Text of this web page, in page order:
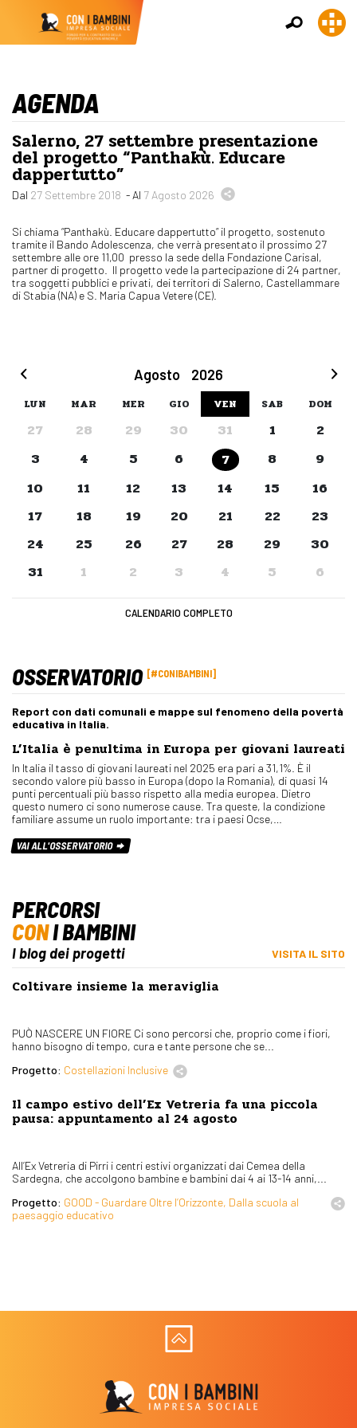
AGENDA
Salerno, 27 settembre presentazione
del progetto “Panthakù. Educare
dappertutto”
Dal 27 Settembre 2018 - Al 7 Agosto 2026
Si chiama “Panthakù. Educare dappertutto” il progetto, sostenuto
tramite il Bando Adolescenza, che verrà presentato il prossimo 27
settembre alle ore 11,00 presso la sede della Fondazione Carisal,
partner di progetto. Il progetto vede la partecipazione di 24 partner,
tra soggetti pubblici e privati, dei territori di Salerno, Castellammare
di Stabia (NA) e S. Maria Capua Vetere (CE).
Agosto 2026
LUN MAR MER GIO VEN SAB DOM
27 28 29 30 31 1
2
3
4 5 6 7 8
9
10
11 12 13 14 15
16
17
18 19 20 21 22
23
24
25 26 27 28 29
30
31
1 2 3 4 5 6
CALENDARIO COMPLETO
OSSERVATORIO #CONIBAMBINI
Report con dati comunali e mappe sul fenomeno della povertà
educativa in Italia.
L’Italia è penultima in Europa per giovani laureati
In Italia il tasso di giovani laureati nel 2025 era pari a 31,1%. È il
secondo valore più basso in Europa (dopo la Romania), di quasi 14
punti percentuali più basso rispetto alla media europea. Dietro
questo numero ci sono numerose cause. Tra queste, la condizione
familiare assume un ruolo importante: tra i paesi Ocse,…
VAI ALL'OSSERVATORIO
PERCORSI
CONI BAMBINI
I blog dei progetti VISITA IL SITO
Coltivare insieme la meraviglia
PUÒ NASCERE UN FIORE Ci sono percorsi che, proprio come i fiori,
hanno bisogno di tempo, cura e tante persone che se...
Progetto: Costellazioni Inclusive
Il campo estivo dell’Ex Vetreria fa una piccola
pausa: appuntamento al 24 agosto
All’Ex Vetreria di Pirri i centri estivi organizzati dai Cemea della
Sardegna, che accolgono bambine e bambini dai 4 ai 13-14 anni,...
Progetto: GOOD - Guardare Oltre l’Orizzonte, Dalla scuola al
paesaggio educativo